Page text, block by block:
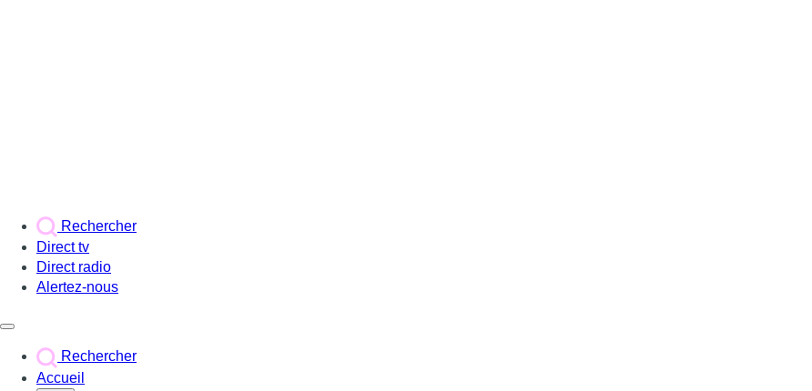
Rechercher
Direct tv
Direct radio
Alertez-nous
Rechercher
Accueil